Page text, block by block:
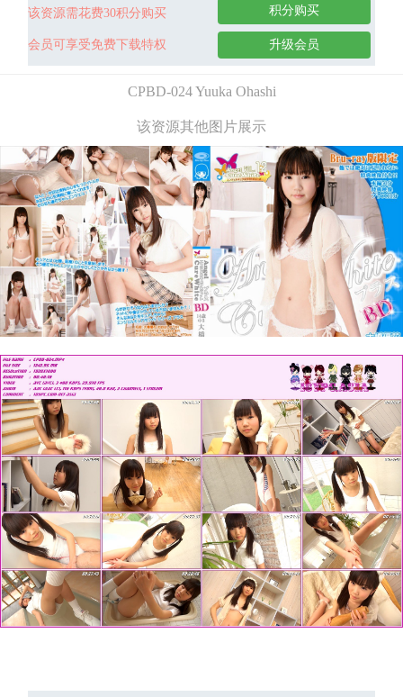
该资源需花费30积分购买
会员可享受免费下载特权
积分购买
升级会员
CPBD-024 Yuuka Ohashi
该资源其他图片展示